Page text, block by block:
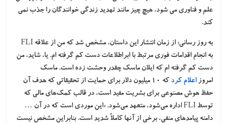
علم و فناوری می شود، هیچ چیز مانند تهدید زندگی خوانندگان را جذب نمی
کند.
به روز رسانی:
از زمان انتشار این داستان، مشخص شد که من از علاقه FLI
به انجام اقدامات فوری مرتبط با ابراطلاعات دست کم گرفته ام. یا، شاید، من
دست کم گرفته ام که ایلان ماسک چقدر وحشت زده است. ماسک
امروزاعلام کرد
که 10 میلیون دلار برای حمایت از تحقیقاتی که هدف آن
حفظ هوش مصنوعی برای بشریت مفید است، در قالب کمک‌های مالی که
توسط FLI اداره می‌شود، متعهد می‌شود. «این موردی است که در آن …
دامنه پیامدهای منفی، برخی از آنها کاملاً شدید است. بنابراین مشخص نیست